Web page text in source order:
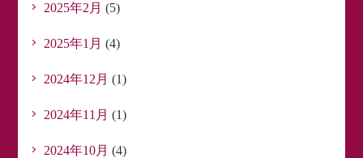
2025年2月 (5)
2025年1月 (4)
2024年12月 (1)
2024年11月 (1)
2024年10月 (4)